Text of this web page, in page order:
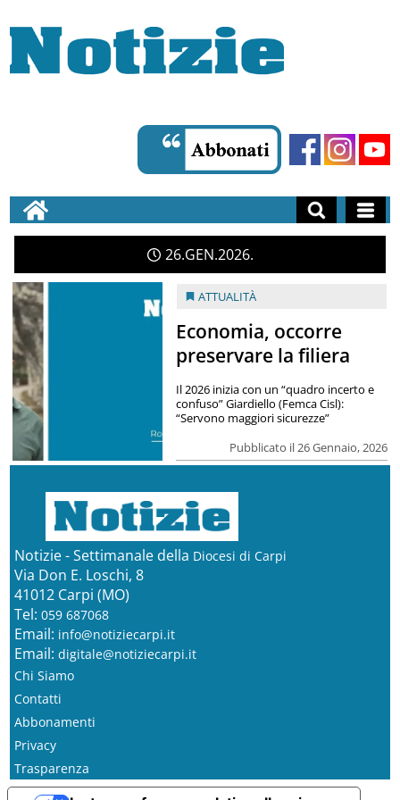
26 GEN 2026
ATTUALITÀ
Economia, occorre
preservare la filiera
Pubblicato il 26 Gennaio, 2026
Il 2026 inizia con un “quadro incerto e
confuso” Giardiello (Femca Cisl):
“Servono maggiori sicurezze”
Notizie - Settimanale della Diocesi di Carpi
Via Don E. Loschi, 8
41012 Carpi (MO)
Tel: 059 687068
Email: info@notiziecarpi.it
Email: digitale@notiziecarpi.it
Chi Siamo
Contatti
Abbonamenti
Privacy
Trasparenza